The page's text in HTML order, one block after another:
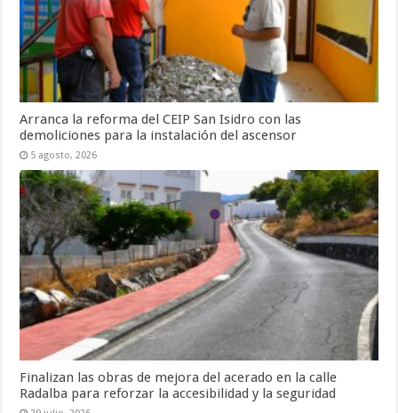
Arranca la reforma del CEIP San Isidro con las
demoliciones para la instalación del ascensor
5 agosto, 2026
Finalizan las obras de mejora del acerado en la calle
Radalba para reforzar la accesibilidad y la seguridad